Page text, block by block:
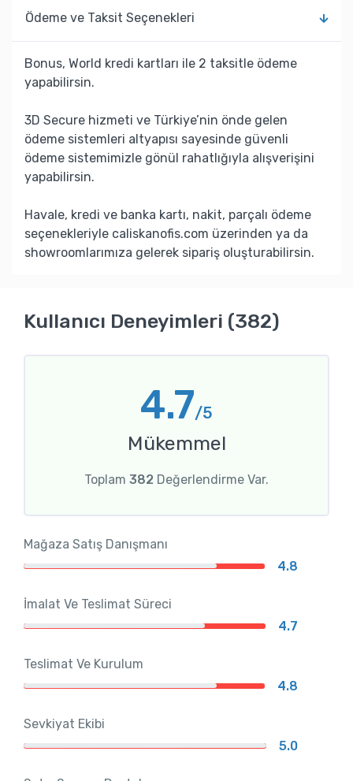
Ödeme ve Taksit Seçenekleri
Bonus, World kredi kartları ile 2 taksitle ödeme
yapabilirsin.
3D Secure hizmeti ve Türkiye’nin önde gelen
ödeme sistemleri altyapısı sayesinde güvenli
ödeme sistemimizle gönül rahatlığıyla alışverişini
yapabilirsin.
Havale, kredi ve banka kartı, nakit, parçalı ödeme
seçenekleriyle caliskanofis.com üzerinden ya da
showroomlarımıza gelerek sipariş oluşturabilirsin.
Kullanıcı Deneyimleri (382)
4.7/5
Mükemmel
Toplam 382 Değerlendirme Var.
Mağaza Satış Danışmanı
4.8
İmalat Ve Teslimat Süreci
4.7
Teslimat Ve Kurulum
4.8
Sevkiyat Ekibi
5.0